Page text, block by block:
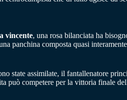
vincente, una rosa bilanciata ha
panchina composta quasi
state assimilate, il fantallenatore
può competere per la vittoria finale